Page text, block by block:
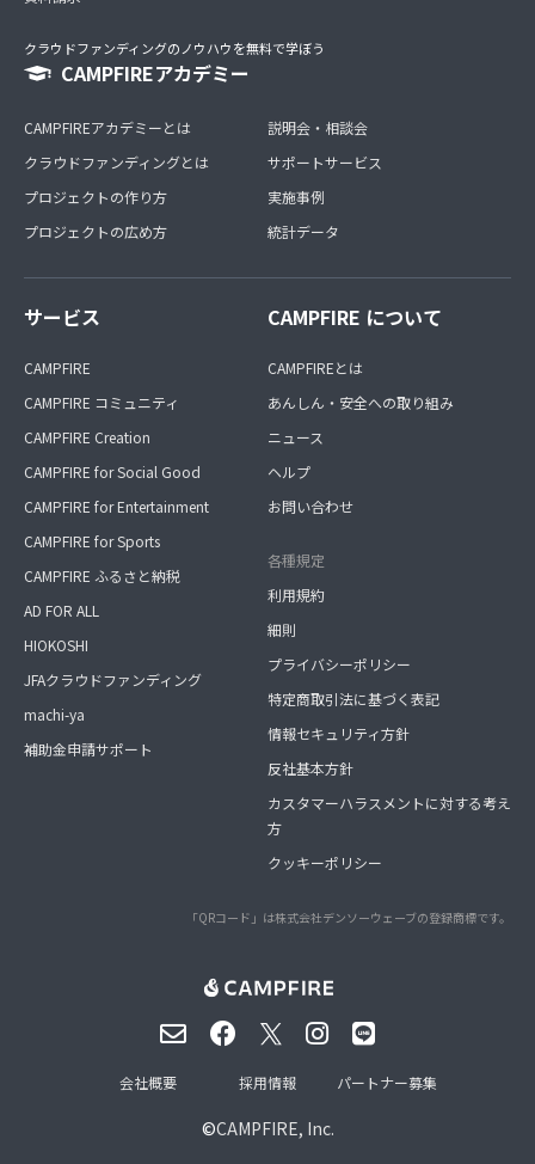
クラウドファンディングのノウハウを無料で学ぼう
CAMPFIREアカデミー
CAMPFIREアカデミーとは
クラウドファンディングとは
プロジェクトの作り方
プロジェクトの広め方
説明会・相談会
サポートサービス
実施事例
統計データ
サービス
CAMPFIRE
CAMPFIRE コミュニティ
CAMPFIRE Creation
CAMPFIRE for Social Good
CAMPFIRE for Entertainment
CAMPFIRE for Sports
CAMPFIRE ふるさと納税
AD FOR ALL
HIOKOSHI
JFAクラウドファンディング
machi-ya
補助金申請サポート
CAMPFIRE について
CAMPFIREとは
あんしん・安全への取り組み
ニュース
ヘルプ
お問い合わせ
各種規定
利用規約
細則
プライバシーポリシー
特定商取引法に基づく表記
情報セキュリティ方針
反社基本方針
カスタマーハラスメントに対する考え
方
クッキーポリシー
「QRコード」は株式会社デンソーウェーブの登録商標です。
©CAMPFIRE, Inc.
会社概要 採用情報 パートナー募集